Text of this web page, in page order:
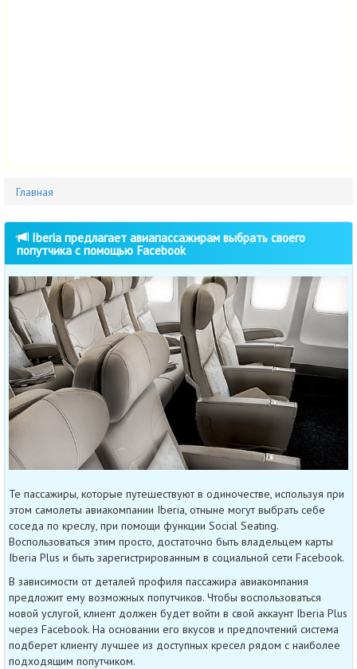
Главная
Iberia предлагает авиапассажирам выбрать своего
попутчика с помощью Facebook
Те пассажиры, которые путешествуют в одиночестве, используя при
этом самолеты авиакомпании Iberia, отныне могут выбрать себе
соседа по креслу, при помощи функции Social Seating.
Воспользоваться этим просто, достаточно быть владельцем карты
Iberia Plus и быть зарегистрированным в социальной сети Facebook.
В зависимости от деталей профиля пассажира авиакомпания
предложит ему возможных попутчиков. Чтобы воспользоваться
новой услугой, клиент должен будет войти в свой аккаунт Iberia Plus
через Facebook. На основании его вкусов и предпочтений система
подберет клиенту лучшее из доступных кресел рядом с наиболее
подходящим попутчиком.